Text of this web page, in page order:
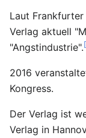
Laut
Verlag aktuell
"Angstindustrie".
2016
Kongress.
Der Verlag ist
Verlag in